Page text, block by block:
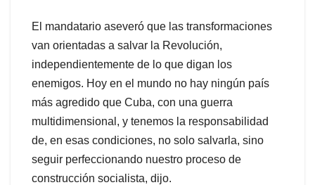
El mandatario aseveró que las transformaciones
van orientadas a salvar la Revolución,
independientemente de lo que digan los
enemigos. Hoy en el mundo no hay ningún país
más agredido que Cuba, con una guerra
multidimensional, y tenemos la responsabilidad
de, en esas condiciones, no solo salvarla, sino
seguir perfeccionando nuestro proceso de
construcción socialista, dijo.